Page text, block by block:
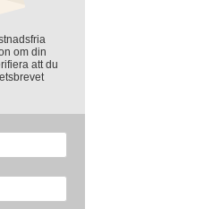
om din
att du